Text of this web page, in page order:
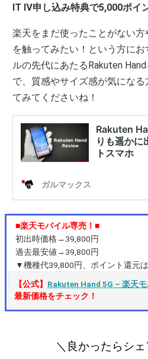
IT Ⅳ申し込み特典で5,000ポイ
楽天をまだ使ったことがない
を触ってみたい！という方に
ルの先代にあたるRakuten
で、質感やサイズ感が気にな
てみてくださいね！
■楽天モバイル専売！■
初出時価格→39,800円
過去最安値→39,800円
▼機種代39,800円、ポイント還元
【公式】 Rakuten Hand 5G – 楽天
最新価格をチェック！
＼良かったらシ